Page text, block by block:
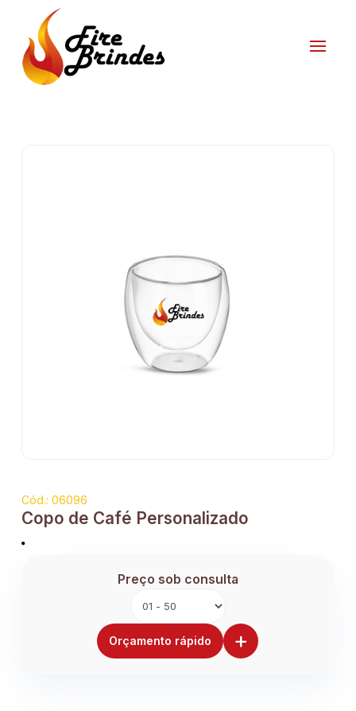
Cód.: 06096
Copo de Café Personalizado
Preço sob consulta
Orçamento rápido +